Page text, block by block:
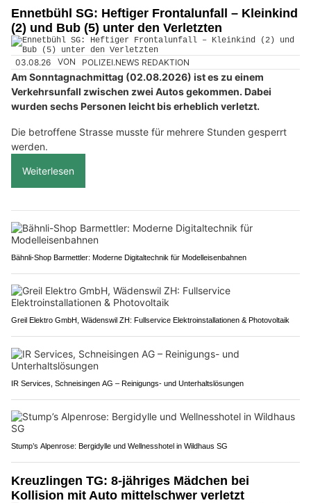
Ennetbühl SG: Heftiger Frontalunfall – Kleinkind
(2) und Bub (5) unter den Verletzten
03.08.26 VON POLIZEI.NEWS REDAKTION
Am Sonntagnachmittag (02.08.2026) ist es zu einem
Verkehrsunfall zwischen zwei Autos gekommen. Dabei
wurden sechs Personen leicht bis erheblich verletzt.
Die betroffene Strasse musste für mehrere Stunden gesperrt
werden.
Weiterlesen
Bähnli-Shop Barmettler: Moderne Digitaltechnik für Modelleisenbahnen
Greil Elektro GmbH, Wädenswil ZH: Fullservice Elektroinstallationen & Photovoltaik
IR Services, Schneisingen AG – Reinigungs- und Unterhaltslösungen
Stump’s Alpenrose: Bergidylle und Wellnesshotel in Wildhaus SG
Kreuzlingen TG: 8-jähriges Mädchen bei
Kollision mit Auto mittelschwer verletzt